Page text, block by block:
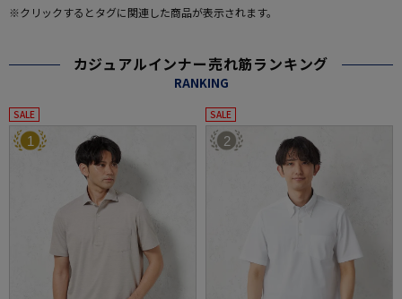
※クリックするとタグに関連した商品が表示されます。
カジュアルインナー売れ筋ランキング
RANKING
SALE
1
SALE
2